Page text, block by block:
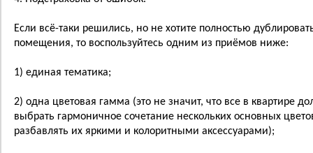
Если всё-таки решились, но не хотите полностью
помещения, то воспользуйтесь одним из приёмов ниже:
1) единая тематика;
2) одна цветовая гамма (это не значит, что все в квартире
выбрать гармоничное сочетание нескольких основных
разбавлять их яркими и колоритными аксессуарами);